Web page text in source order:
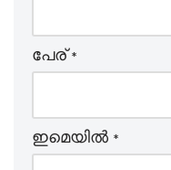
പേര്*
ഇമെയില്‍ *